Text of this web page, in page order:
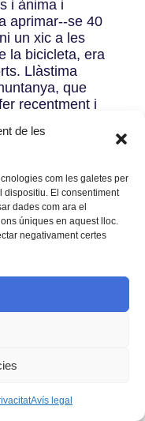
de les
com les galetes per
dispositiu. El consentiment
dades com ara el
úniques en aquest lloc.
negativament certes
Avís legal
i ànima i
aprimar-­‐se 40
un xic a les
la bicicleta, era
Llàstima
que
recentment i
d’haver-­‐
portes dels 60.
en el congrés
Se’n va un
enrere és dels
tots els
que vaig ser
ell. Les
feien gens
No